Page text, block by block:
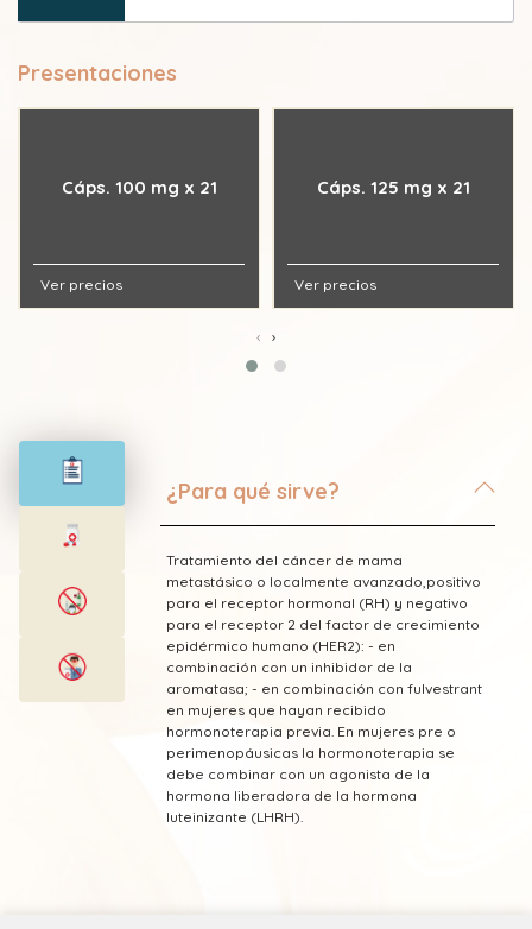
Presentaciones
Cáps. 100 mg x 21
Ver precios
Cáps. 125 mg x 21
Ver precios
‹ ›
¿Para qué sirve?
Tratamiento del cáncer de mama
metastásico o localmente avanzado,positivo
para el receptor hormonal (RH) y negativo
para el receptor 2 del factor de crecimiento
epidérmico humano (HER2): - en
combinación con un inhibidor de la
aromatasa; - en combinación con fulvestrant
en mujeres que hayan recibido
hormonoterapia previa. En mujeres pre o
perimenopáusicas la hormonoterapia se
debe combinar con un agonista de la
hormona liberadora de la hormona
luteinizante (LHRH).